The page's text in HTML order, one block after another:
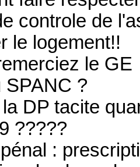
controle de
le logement!!
le GE
SPANC ?
DP tacite
?????
: